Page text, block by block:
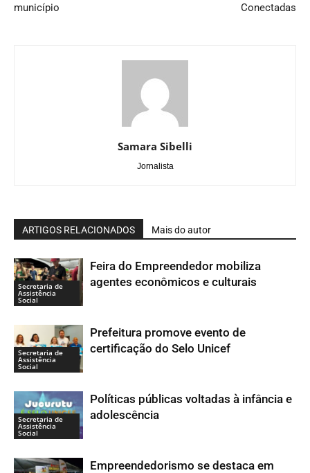
município
Conectadas
Samara Sibelli
Jornalista
ARTIGOS RELACIONADOS Mais do autor
Secretaria de
Assistência
Social
Feira do Empreendedor mobiliza
agentes econômicos e culturais
Secretaria de
Assistência
Social
Prefeitura promove evento de
certificação do Selo Unicef
Secretaria de
Assistência
Social
Políticas públicas voltadas à infância e
adolescência
Empreendedorismo se destaca em